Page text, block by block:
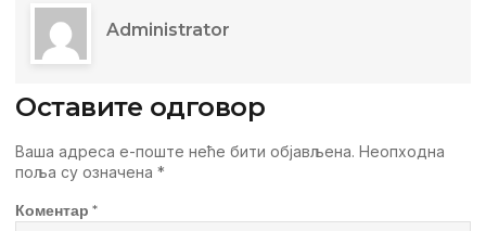
Administrator
Оставите одговор
Ваша адреса е-поште неће бити објављена. Неопходна
поља су означена *
Коментар *